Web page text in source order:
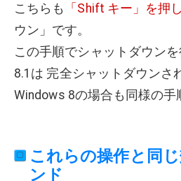
こちらも
「Shift キー」を押
ウン」です。
この手順でシャットダウン
8.1は 完全シャットダウンさ
Windows 8の場合も同様の手
これらの操作と同
ンド